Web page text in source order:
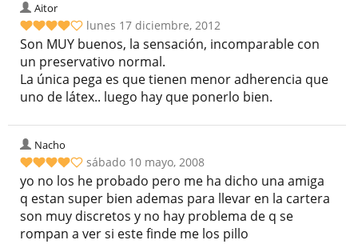
Aitor
lunes 17 diciembre, 2012
Son MUY buenos, la sensación, incomparable con
un preservativo normal.
La única pega es que tienen menor adherencia que
uno de látex.. luego hay que ponerlo bien.
Nacho
sábado 10 mayo, 2008
yo no los he probado pero me ha dicho una amiga
q estan super bien ademas para llevar en la cartera
son muy discretos y no hay problema de q se
rompan a ver si este finde me los pillo